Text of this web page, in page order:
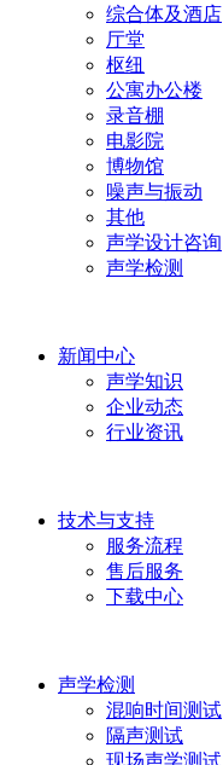
综合体及酒店
厅堂
枢纽
公寓办公楼
录音棚
电影院
博物馆
噪声与振动
其他
声学设计咨询
声学检测
新闻中心
声学知识
企业动态
行业资讯
技术与支持
服务流程
售后服务
下载中心
声学检测
混响时间测试
隔声测试
现场声学测试